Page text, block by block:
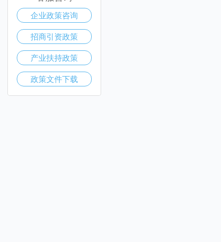
企业政策咨询
招商引资政策
产业扶持政策
政策文件下载